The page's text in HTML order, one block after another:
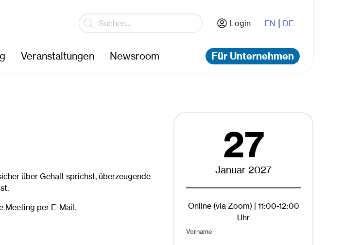
Veranstaltungen Newsroom Für Unternehmen
Login EN | DE
27
Januar 2027
Online (via Zoom) | 11:00-12:00
Uhr
Vorname
über Gehalt sprichst, überzeugende
Meeting per E-Mail.